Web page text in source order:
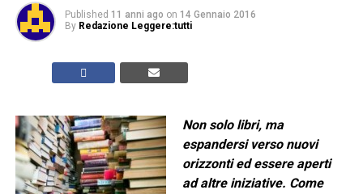
Published 11 anni ago on 14 Gennaio 2016
By Redazione Leggere:tutti
Non solo libri, ma
espandersi verso nuovi
orizzonti ed essere aperti
ad altre iniziative. Come